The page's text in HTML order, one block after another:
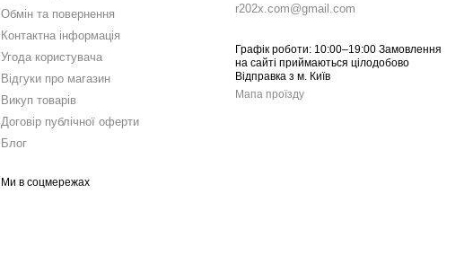
Обмін та повернення
Контактна інформація
Угода користувача
Відгуки про магазин
Викуп товарів
Договір публічної оферти
Блог
Ми в соцмережах
r202x.com@gmail.com
Графік роботи: 10:00–19:00 Замовлення
на сайті приймаються цілодобово
Відправка з м. Київ
Мапа проїзду